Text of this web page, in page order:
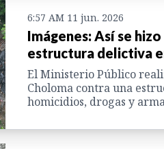
6:57 AM 11 jun. 2026
Imágenes: Así se
estructura delictiva
El Ministerio Público
Choloma contra una
homicidios, drogas y